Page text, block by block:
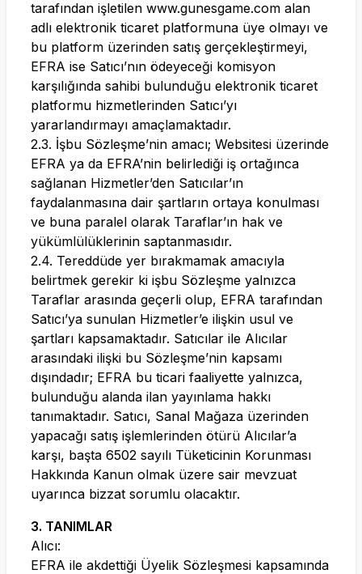
tarafından işletilen www.gunesgame.com alan
adlı elektronik ticaret platformuna üye olmayı ve
bu platform üzerinden satış gerçekleştirmeyi,
EFRA ise Satıcı’nın ödeyeceği komisyon
karşılığında sahibi bulunduğu elektronik ticaret
platformu hizmetlerinden Satıcı’yı
yararlandırmayı amaçlamaktadır.
2.3. İşbu Sözleşme’nin amacı; Websitesi üzerinde
EFRA ya da EFRA’nin belirlediği iş ortağınca
sağlanan Hizmetler’den Satıcılar’ın
faydalanmasına dair şartların ortaya konulması
ve buna paralel olarak Taraflar’ın hak ve
yükümlülüklerinin saptanmasıdır.
2.4. Tereddüde yer bırakmamak amacıyla
belirtmek gerekir ki işbu Sözleşme yalnızca
Taraflar arasında geçerli olup, EFRA tarafından
Satıcı’ya sunulan Hizmetler’e ilişkin usul ve
şartları kapsamaktadır. Satıcılar ile Alıcılar
arasındaki ilişki bu Sözleşme’nin kapsamı
dışındadır; EFRA bu ticari faaliyette yalnızca,
bulunduğu alanda ilan yayınlama hakkı
tanımaktadır. Satıcı, Sanal Mağaza üzerinden
yapacağı satış işlemlerinden ötürü Alıcılar’a
karşı, başta 6502 sayılı Tüketicinin Korunması
Hakkında Kanun olmak üzere sair mevzuat
uyarınca bizzat sorumlu olacaktır.
3. TANIMLAR
Alıcı:
EFRA ile akdettiği Üyelik Sözleşmesi kapsamında